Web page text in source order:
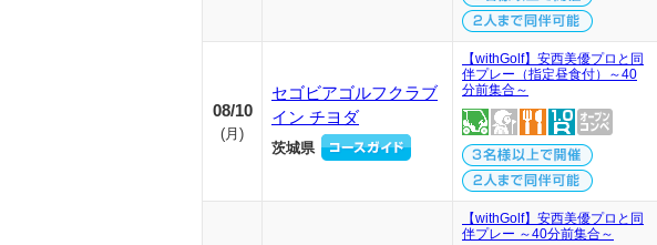
08/10
(月 )
セゴビアゴルフクラブ
イン チヨダ
茨城県
【withGolf】安西美優プロと同
伴プレー（指定昼食付）～40
分前集合～
【withGolf】安西美優プロと同
伴プレー ～40分前集合～